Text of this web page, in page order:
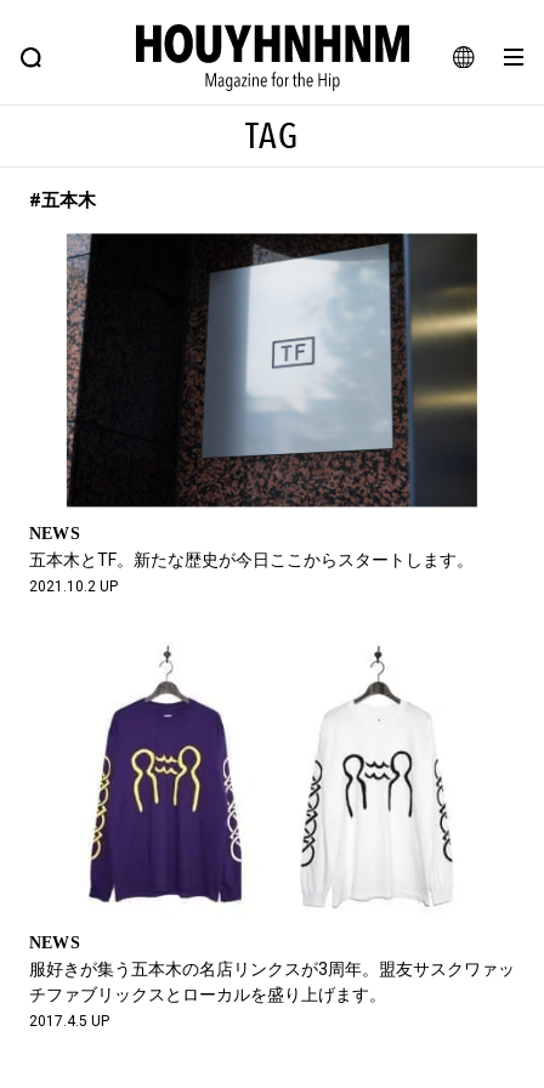
JA
FEATURE BLOG SNAP
ヒップなファッション、カルチャー、ライフスタイルWEBマガジン
#注目のタグ
#SHOPPING ADDICT #憧れの逸品
#ESSENTIAL DESIGNS #古着サミット
#NEW VINTAGE #マイナーグッド図鑑
#路地裏てぃーん。 #MONTHLY JOURNAL
#GH 銘品の所以
#Commune H #FOCUS IT #AH.H
#ととけん #FASHION #MUSIC #MOVIE
#LIFESTYLE
#SPORTS
TAG
#五本木
NEWS
五本木とTF。新たな歴史が今日ここからスタートします。
2021.10.2 UP
NEWS
服好きが集う五本木の名店リンクスが3周年。盟友サスクワァッ
チファブリックスとローカルを盛り上げます。
2017.4.5 UP